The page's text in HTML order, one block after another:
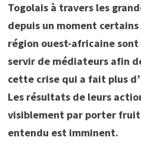
Togolais à travers les
depuis un moment
région ouest-africaine
servir de médiateurs afin
cette crise qui a fait plus
Les résultats de leurs
visiblement par porter
entendu est imminent.